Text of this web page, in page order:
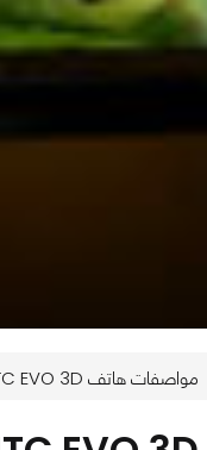
مواصفات هاتف HTC EVO 3D